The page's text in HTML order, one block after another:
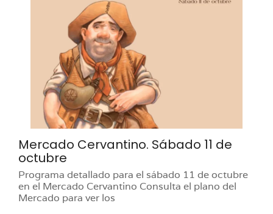
Mercado Cervantino. Sábado 11 de
octubre
Programa detallado para el sábado 11 de octubre
en el Mercado Cervantino Consulta el plano del
Mercado para ver los